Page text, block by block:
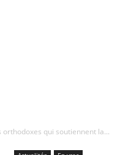
qui soutiennent la...